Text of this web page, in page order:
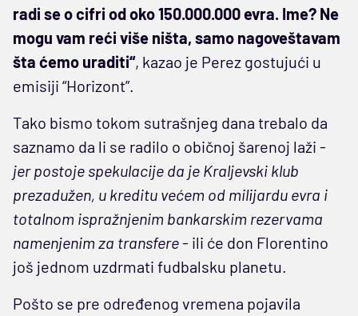
radi se o cifri od oko 150.000.000 evra. Ime? Ne
mogu vam reći više ništa, samo nagoveštavam
šta ćemo uraditi“, kazao je Perez gostujući u
emisiji “Horizont”.
Tako bismo tokom sutrašnjeg dana trebalo da
saznamo da li se radilo o običnoj šarenoj laži -
jer postoje spekulacije da je Kraljevski klub
prezadužen, u kreditu većem od milijardu evra i
totalnom ispražnjenim bankarskim rezervama
namenjenim za transfere- ili će don Florentino
još jednom uzdrmati fudbalsku planetu.
Pošto se pre određenog vremena pojavila